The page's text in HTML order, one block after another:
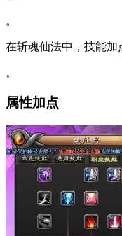
。
在斩魂仙法中，技能加
。
属性加点